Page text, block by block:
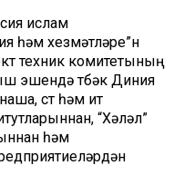
ислам
һәм хезмәтләре”н
техник комитетының
эшендә төбәк Диния
сөт һәм ит
“Хәләл”
һәм